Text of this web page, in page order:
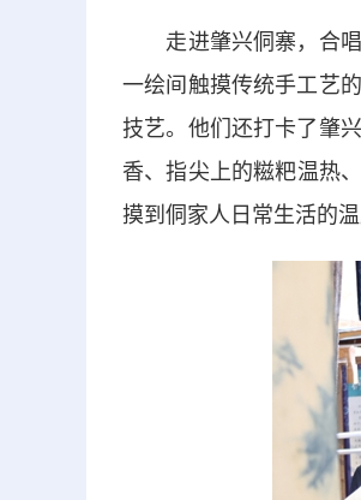
走进肇兴侗寨，合唱
一绘间触摸传统手工艺
技艺。他们还打卡了肇
香、指尖上的糍粑温热
摸到侗家人日常生活的温